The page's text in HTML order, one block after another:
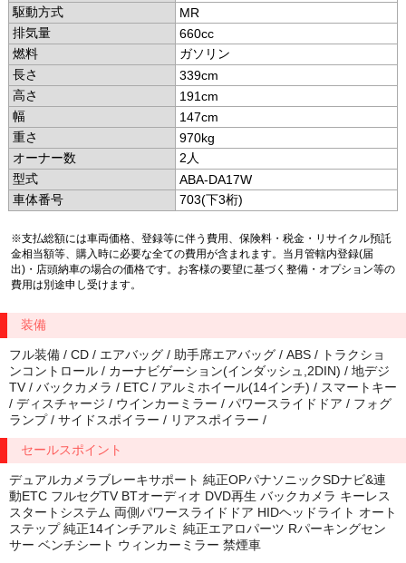
駆動方式
MR
排気量
660cc
燃料
ガソリン
長さ
339cm
高さ
191cm
幅
147cm
重さ
970kg
オーナー数
2人
型式
ABA-DA17W
車体番号
703(下3桁)
※支払総額には車両価格、登録等に伴う費用、保険料・税金・リサイクル預託
金相当額等、購入時に必要な全ての費用が含まれます。当月管轄内登録(届
出)・店頭納車の場合の価格です。お客様の要望に基づく整備・オプション等の
費用は別途申し受けます。
装備
フル装備 / CD / エアバッグ / 助手席エアバッグ / ABS / トラクショ
ンコントロール / カーナビゲーション(インダッシュ,2DIN) / 地デジ
TV / バックカメラ / ETC / アルミホイール(14インチ) / スマートキー
/ ディスチャージ / ウインカーミラー / パワースライドドア / フォグ
ランプ / サイドスポイラー / リアスポイラー /
セールスポイント
デュアルカメラブレーキサポート 純正OPパナソニックSDナビ&連
動ETC フルセグTV BTオーディオ DVD再生 バックカメラ キーレス
スタートシステム 両側パワースライドドア HIDヘッドライト オート
ステップ 純正14インチアルミ 純正エアロパーツ Rパーキングセン
サー ベンチシート ウィンカーミラー 禁煙車